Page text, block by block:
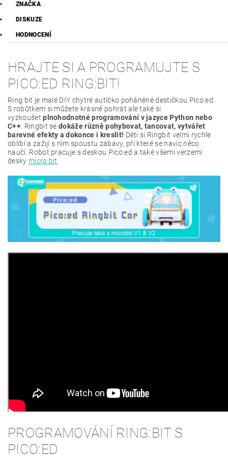
ZNAČKA
DISKUZE
HODNOCENÍ
HRAJTE SI A PROGRAMUJTE S
PICO:ED RING:BIT!
Ring:bit je malé DIY chytré autíčko poháněné destičkou Pico:ed.
S robůtkem si můžete krásně pohrát ale také si
vyzkoušetplnohodnotné programování v jazyce Python nebo
C++. Ringbit se dokáže různě pohybovat, tancovat, vytvářet
barevné efekty a dokonce i kreslit! Děti si Ringbit velmi rychle
oblíbí a zažijí s ním spoustu zábavy, při které se navíc něco
naučí. Robot pracuje s deskou Pico:ed a také všemi verzemi
desky micro:bit.
PROGRAMOVÁNÍ RING:BIT S
PICO:ED